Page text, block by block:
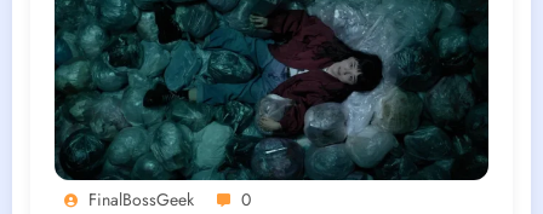
FinalBossGeek 0